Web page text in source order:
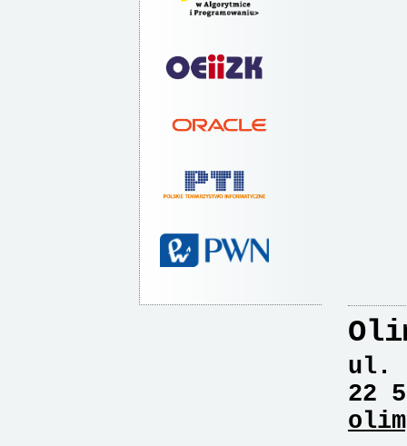
ul.
22